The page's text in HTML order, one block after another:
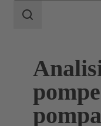
Ambito